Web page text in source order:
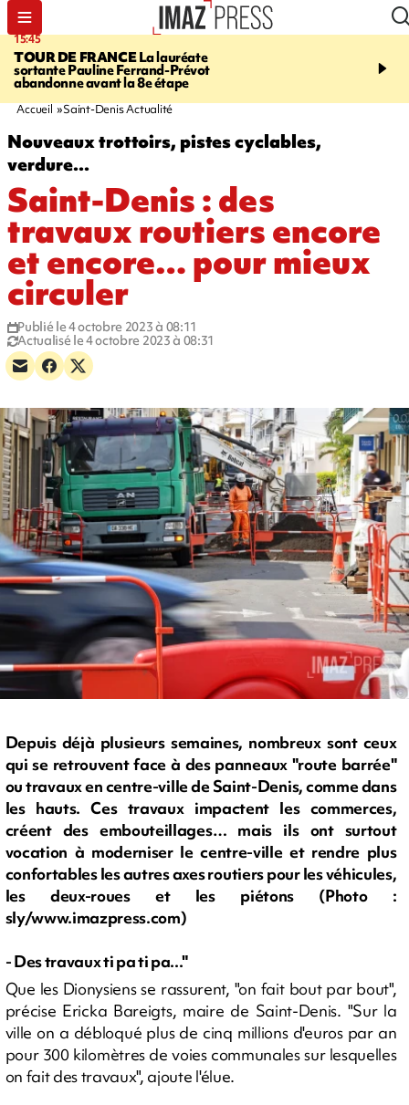
15:45
TOUR DE FRANCELa lauréate
sortante Pauline Ferrand-Prévot
abandonne avant la 8e étape
20:17
routière, concours de
Accueil Saint-Denis Actualité
Nouveaux trottoirs, pistes cyclables,
verdure...
Saint-Denis : des
travaux routiers encore
et encore… pour mieux
circuler
Publié le 4 octobre 2023 à 08:11
Actualisé le 4 octobre 2023 à 08:31
Depuis déjà plusieurs semaines, nombreux sont ceux
qui se retrouvent face à des panneaux "route barrée"
ou travaux en centre-ville de Saint-Denis, comme dans
les hauts. Ces travaux impactent les commerces,
créent des embouteillages… mais ils ont surtout
vocation à moderniser le centre-ville et rendre plus
confortables les autres axes routiers pour les véhicules,
les deux-roues et les piétons (Photo :
sly/www.imazpress.com)
- Des travaux ti pa ti pa..."
Que les Dionysiens se rassurent, "on fait bout par bout",
précise Ericka Bareigts, maire de Saint-Denis. "Sur la
ville on a débloqué plus de cinq millions d'euros par an
pour 300 kilomètres de voies communales sur lesquelles
on fait des travaux", ajoute l'élue.